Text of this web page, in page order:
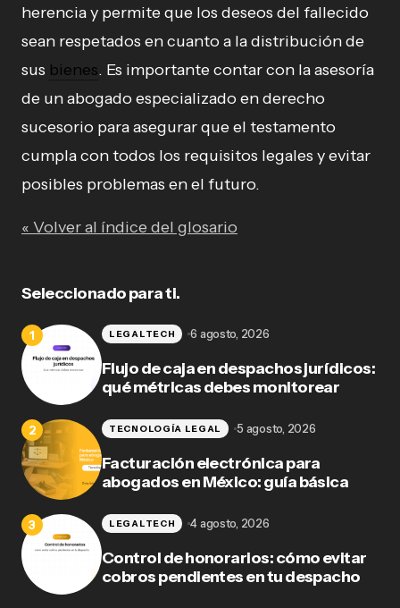
herencia y permite que los deseos del fallecido
sean respetados en cuanto a la distribución de
sus bienes. Es importante contar con la asesoría
de un abogado especializado en derecho
sucesorio para asegurar que el testamento
cumpla con todos los requisitos legales y evitar
posibles problemas en el futuro.
« Volver al índice del glosario
Seleccionado para ti.
Flujo de caja en despachos jurídicos:
qué métricas debes monitorear
LEGALTECH 6 agosto, 2026
Facturación electrónica para
abogados en México: guía básica
TECNOLOGÍA LEGAL 5 agosto, 2026
Control de honorarios: cómo evitar
cobros pendientes en tu despacho
LEGALTECH 4 agosto, 2026